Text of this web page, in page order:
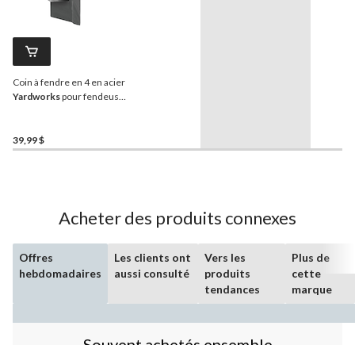
Coin à fendre en 4 en acier
Yardworkspour fendeuse
39,99 $
Acheter des produits connexes
Offres
hebdomadaires
Les clients ont
aussi consulté
Vers les
produits
tendances
Plus de
cette
marque